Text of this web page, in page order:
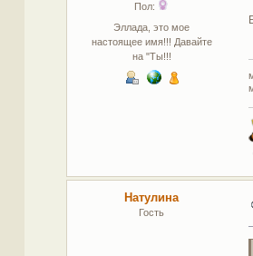
Пол:
Эллада, это мое
настоящее имя!!! Давайте
на "Ты!!!
Натулина
Гость